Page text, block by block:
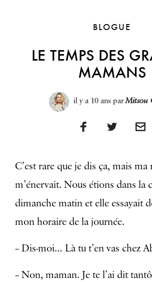
BLOGUE
LE TEMPS DES
MAMANS
il y a 10 ansparMitsou
C’est rare que je dis ça, mais ma
m’énervait. Nous étions dans la
dimanche matin et elle essayait
mon horaire de la journée.
– Dis-moi… Là tu t’en vas chez
– Non, maman. Je te l’ai dit